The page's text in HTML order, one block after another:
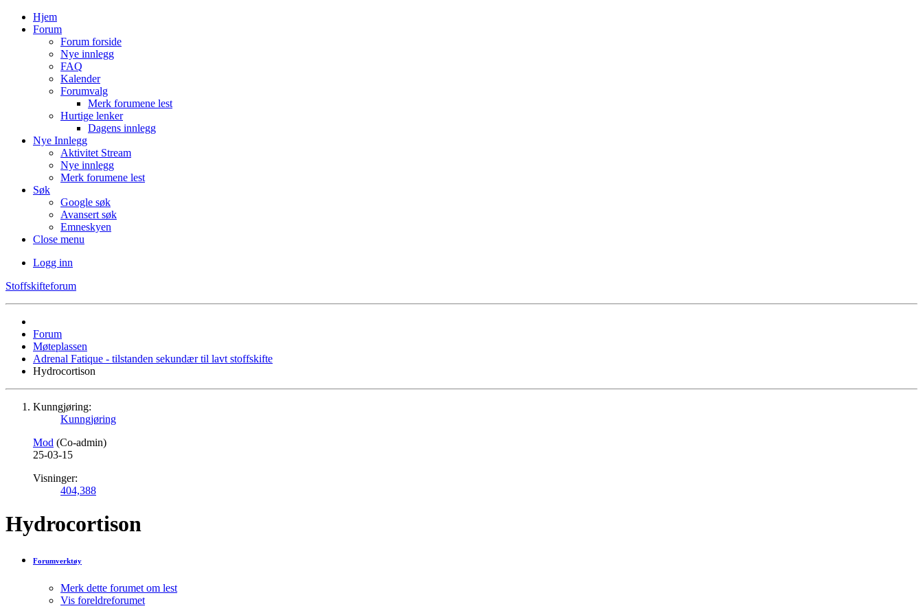
Hjem
Forum
Forum forside
Nye innlegg
FAQ
Kalender
Forumvalg
Merk forumene lest
Hurtige lenker
Dagens innlegg
Nye Innlegg
Aktivitet Stream
Nye innlegg
Merk forumene lest
Søk
Google søk
Avansert søk
Emneskyen
Close menu
Logg inn
Stoffskifteforum
Forum
Møteplassen
Adrenal Fatique - tilstanden sekundær til lavt stoffskifte
Hydrocortison
Kunngjøring:
Kunngjøring
Mod (Co-admin)
25-03-15
Visninger:
404,388
Hydrocortison
Forumverktøy
Merk dette forumet om lest
Vis foreldreforumet